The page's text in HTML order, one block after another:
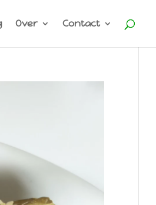
Over Contact